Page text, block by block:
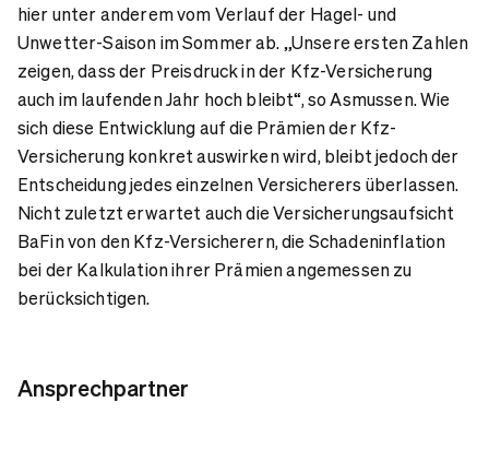
hier unter anderem vom Verlauf der Hagel- und
Unwetter-Saison im Sommer ab. „Unsere ersten Zahlen
zeigen, dass der Preisdruck in der Kfz-Versicherung
auch im laufenden Jahr hoch bleibt“, so Asmussen. Wie
sich diese Entwicklung auf die Prämien der Kfz-
Versicherung konkret auswirken wird, bleibt jedoch der
Entscheidung jedes einzelnen Versicherers überlassen.
Nicht zuletzt erwartet auch die Versicherungsaufsicht
BaFin von den Kfz-Versicherern, die Schadeninflation
bei der Kalkulation ihrer Prämien angemessen zu
berücksichtigen.
Ansprechpartner